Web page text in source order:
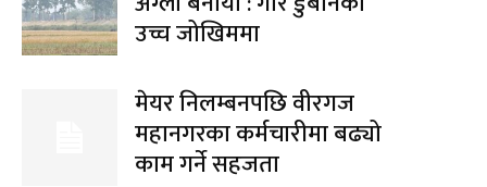
उच्च जोखिममा
मेयर निलम्बनपछि वीरगज
महानगरका कर्मचारीमा बढ्यो
काम गर्ने सहजता